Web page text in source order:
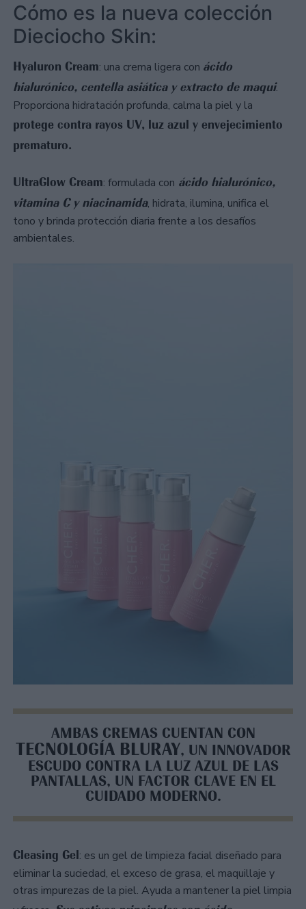
Cómo es la nueva colección
Dieciocho Skin:
Hyaluron Cream: una crema ligera con ácido
hialurónico, centella asiática y extracto de maqui.
Proporciona hidratación profunda, calma la piel y la
protege contra rayos UV, luz azul y envejecimiento
prematuro.
UltraGlow Cream: formulada con ácido hialurónico,
vitamina C y niacinamida, hidrata, ilumina, unifica el
tono y brinda protección diaria frente a los desafíos
ambientales.
AMBAS CREMAS CUENTAN CON
TECNOLOGÍA BLURAY, UN INNOVADOR
ESCUDO CONTRA LA LUZ AZUL DE LAS
PANTALLAS, UN FACTOR CLAVE EN EL
CUIDADO MODERNO.
Cleasing Gel: es un gel de limpieza facial diseñado para
eliminar la suciedad, el exceso de grasa, el maquillaje y
otras impurezas de la piel. Ayuda a mantener la piel limpia